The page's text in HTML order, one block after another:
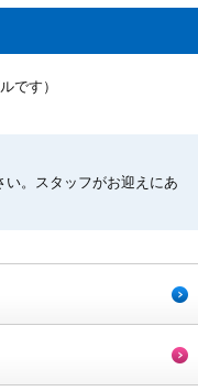
です）
い。スタッフがお迎えにあ